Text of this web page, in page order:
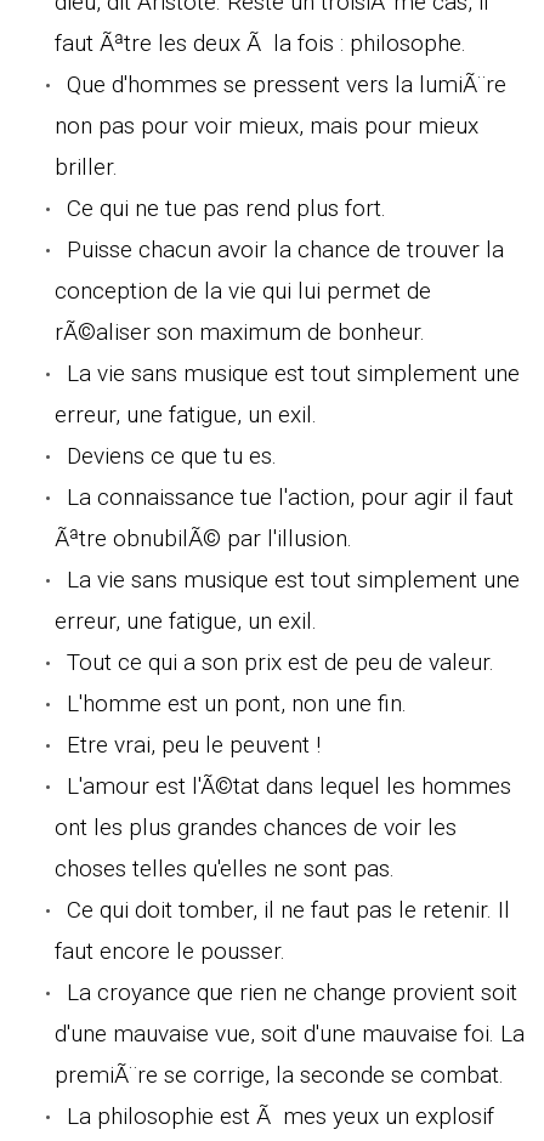
faut Ãªtre les deux Ã la fois : philosophe.
Que d'hommes se pressent vers la lumiÃ¨re
non pas pour voir mieux, mais pour mieux
briller.
Ce qui ne tue pas rend plus fort.
Puisse chacun avoir la chance de trouver la
conception de la vie qui lui permet de
rÃ©aliser son maximum de bonheur.
La vie sans musique est tout simplement une
erreur, une fatigue, un exil.
Deviens ce que tu es.
La connaissance tue l'action, pour agir il faut
Ãªtre obnubilÃ© par l'illusion.
La vie sans musique est tout simplement une
erreur, une fatigue, un exil.
Tout ce qui a son prix est de peu de valeur.
L'homme est un pont, non une fin.
Etre vrai, peu le peuvent !
L'amour est l'Ã©tat dans lequel les hommes
ont les plus grandes chances de voir les
choses telles qu'elles ne sont pas.
Ce qui doit tomber, il ne faut pas le retenir. Il
faut encore le pousser.
La croyance que rien ne change provient soit
d'une mauvaise vue, soit d'une mauvaise foi. La
premiÃ¨re se corrige, la seconde se combat.
La philosophie est Ã mes yeux un explosif